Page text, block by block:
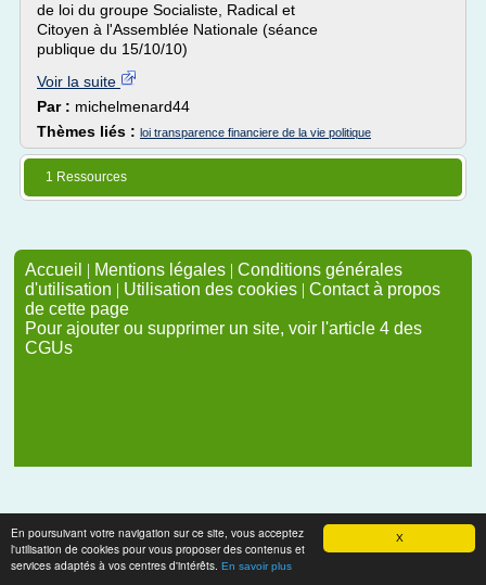
X
En poursuivant votre navigation sur ce site, vous acceptez
l'utilisation de cookies pour vous proposer des contenus et
services adaptés à vos centres d'intérêts. En savoir plus
de loi du groupe Socialiste, Radical et
Citoyen à l'Assemblée Nationale (séance
publique du 15/10/10)
Voir la suite
Par : michelmenard44
Thèmes liés : loi transparence financiere de la vie politique
1 Ressources
Accueil | Mentions légales | Conditions générales
d'utilisation | Utilisation des cookies | Contact à propos
de cette page
Pour ajouter ou supprimer un site, voir l'article 4 des
CGUs